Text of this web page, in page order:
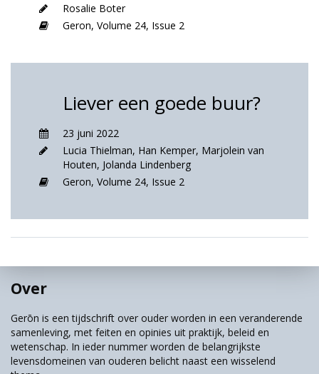
Rosalie Boter
Geron, Volume 24, Issue 2
Liever een goede buur?
23 juni 2022
Lucia Thielman, Han Kemper, Marjolein van
Houten, Jolanda Lindenberg
Geron, Volume 24, Issue 2
Over
Gerōn is een tijdschrift over ouder worden in een veranderende
samenleving, met feiten en opinies uit praktijk, beleid en
wetenschap. In ieder nummer worden de belangrijkste
levensdomeinen van ouderen belicht naast een wisselend